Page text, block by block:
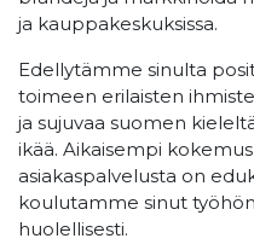
ja kauppakeskuksissa.
Edellytämme sinulta
toimeen erilaisten
ja sujuvaa suomen
ikää. Aikaisempi
asiakaspalvelusta on
koulutamme sinut
huolellisesti.